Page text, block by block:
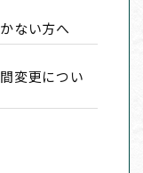
ない方へ
変更につい